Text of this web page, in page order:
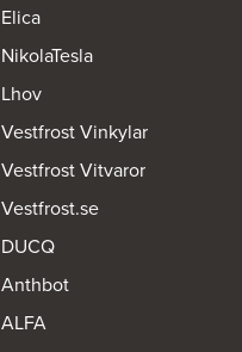
Elica
NikolaTesla
Lhov
Vestfrost Vinkylar
Vestfrost Vitvaror
Vestfrost.se
DUCQ
Anthbot
ALFA